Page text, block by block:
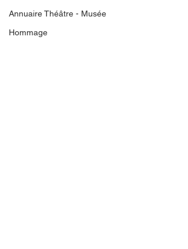
Annuaire Théâtre - Musée
Hommage